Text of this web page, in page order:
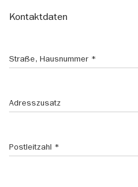
Kontaktdaten
Straße, Hausnummer
Adresszusatz
Postleitzahl